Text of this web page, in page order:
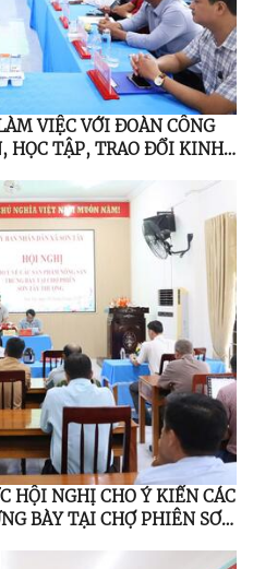
VIỆC VỚI ĐOÀN CÔNG
HỌC TẬP, TRAO ĐỔI KINH
HỘI NGHỊ CHO Ý KIẾN CÁC
BÀY TẠI CHỢ PHIÊN SƠN